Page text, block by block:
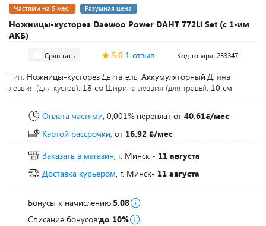
Ножницы-кусторез Daewoo Power DAHT 772Li Set (с 1-им
АКБ)
Частями на 5 мес. Разумная цена
Сравнить 5.0 1 отзыв Код товара: 233347
Тип: Ножницы-кусторезДвигатель: Аккумуляторный Длина
лезвия (для кустов): 18 см Ширина лезвия (для травы): 10 см
Оплата частями, 0,001% переплат от 40.61 /мес
Картой рассрочки, от 16.92
/мес
Заказать в магазин, г. Минск - 11 августа
Доставка курьером, г. Минск- 11 августа
Бонусы к начислению:5.08
Списание бонусов:до 10%